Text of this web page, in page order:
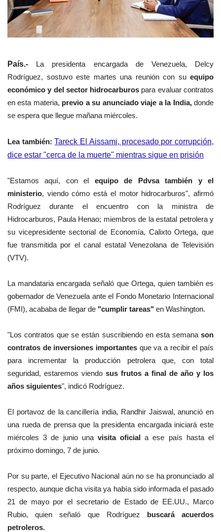
País.- La presidenta encargada de Venezuela, Delcy
Rodríguez, sostuvo este martes una reunión con suequipo
económico y del sector hidrocarburos para evaluar contratos
en esta materia, previo a su anunciado viaje a la India,donde
se espera que llegue mañana miércoles.
Lea también:Tareck El Aissami, procesado por corrupción,
dice estar "cerca de la muerte" mientras sigue en prisión
"Estamos aquí, con el equipo de Pdvsa también y el
ministerio, viendo cómo está el motor hidrocarburos", afirmó
Rodríguez durante el encuentro con la ministra de
Hidrocarburos, Paula Henao; miembros de la estatal petrolera y
su vicepresidente sectorial de Economía, Calixto Ortega, que
fue transmitida por el canal estatal Venezolana de Televisión
(VTV).
La mandataria encargada señaló que Ortega, quien también es
gobernador de Venezuela ante el Fondo Monetario Internacional
(FMI), acababa de llegar de "cumplir tareas" en Washington.
"Los contratos que se están suscribiendo en esta semana son
contratos de inversiones importantes que va a recibir el país
para incrementar la producción petrolera que, con total
seguridad, estaremos viendo sus frutos a final de año y los
años siguientes", indicó Rodríguez.
El portavoz de la cancillería india, Randhir Jaiswal, anunció en
una rueda de prensa que la presidenta encargada iniciará este
miércoles 3 de junio una visita oficiala ese país hasta el
próximo domingo, 7 de junio.
Por su parte, el Ejecutivo Nacional aún no se ha pronunciado al
respecto, aunque dicha visitaya había sido informada el pasado
21 de mayo por el secretario de Estado de EE.UU., Marco
Rubio, quien señaló que Rodríguez
buscará acuerdos
petroleros.